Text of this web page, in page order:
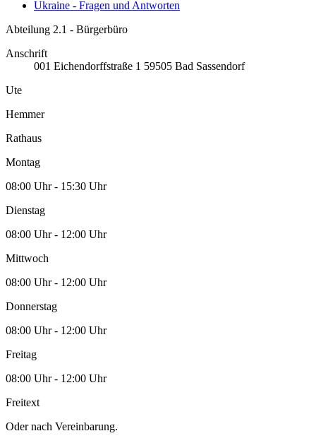
Ukraine - Fragen und Antworten
Abteilung 2.1 - Bürgerbüro
Anschrift
001 Eichendorffstraße 1 59505 Bad Sassendorf
Ute
Hemmer
Rathaus
Montag
08:00 Uhr - 15:30 Uhr
Dienstag
08:00 Uhr - 12:00 Uhr
Mittwoch
08:00 Uhr - 12:00 Uhr
Donnerstag
08:00 Uhr - 12:00 Uhr
Freitag
08:00 Uhr - 12:00 Uhr
Freitext
Oder nach Vereinbarung.